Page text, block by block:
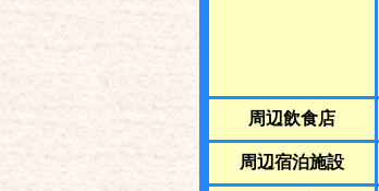
周辺飲食店
周辺宿泊施設